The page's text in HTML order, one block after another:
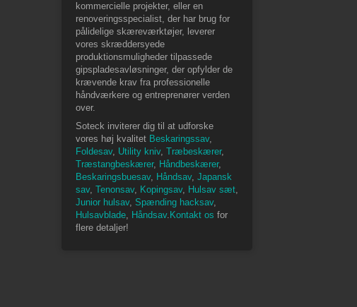
kommercielle projekter, eller en
renoveringsspecialist, der har brug for
pålidelige skæreværktøjer, leverer
vores skræddersyede
produktionsmuligheder tilpassede
gipspladesavløsninger, der opfylder de
krævende krav fra professionelle
håndværkere og entreprenører verden
over.
Soteck inviterer dig til at udforske
vores høj kvalitet Beskaringssav,
Foldesav, Utility kniv, Træbeskærer,
Træstangbeskærer, Håndbeskærer,
Beskaringsbuesav, Håndsav, Japansk
sav, Tenonsav, Kopingsav, Hulsav sæt,
Junior hulsav, Spænding hacksav,
Hulsavblade, Håndsav. Kontakt os for
flere detaljer!